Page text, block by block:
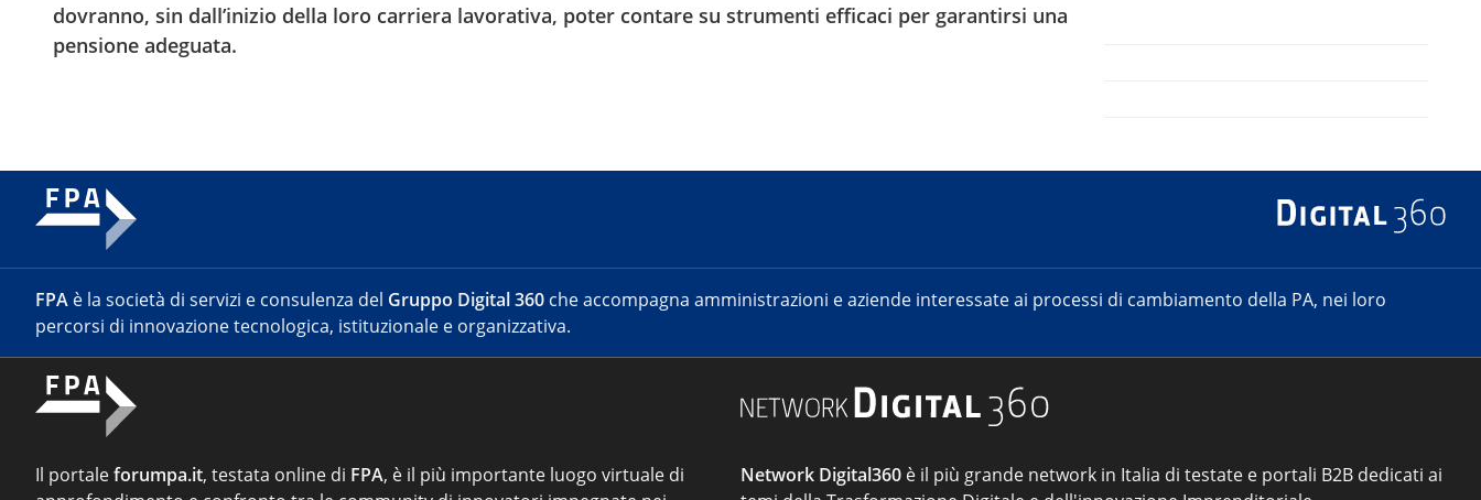
dovranno, sin dall’inizio della loro carriera lavorativa, poter contare su strumenti efficaci per garantirsi una
pensione adeguata.
FPA è la società di servizi e consulenza del Gruppo Digital 360 che accompagna amministrazioni e aziende interessate ai processi di cambiamento della PA, nei loro
percorsi di innovazione tecnologica, istituzionale e organizzativa.
Il portaleforumpa.it, testata online di FPA, è il più importante luogo virtuale di
Network Digital360 è il più grande network in Italia di testate e portali B2B dedicati ai